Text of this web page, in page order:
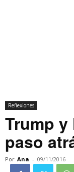
Reflexiones
Trump
paso
Por Ana - 09/11/2016